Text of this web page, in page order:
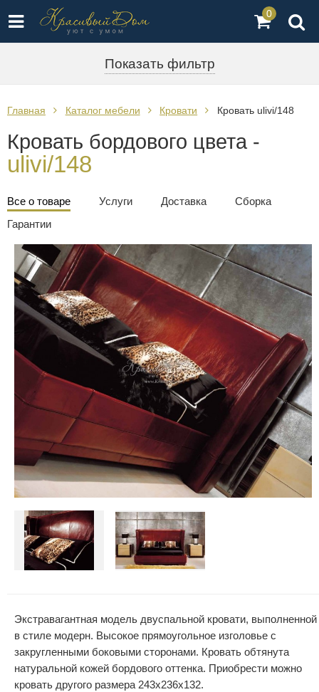
0
Показать фильтр
Главная Каталог мебели Кровати Кровать ulivi/148
Кровать бордового цвета -
ulivi/148
Все о товаре Услуги Доставка
Сборка
Гарантии
Экстравагантная модель двуспальной кровати, выполненной
в стиле модерн. Высокое прямоугольное изголовье с
закругленными боковыми сторонами. Кровать обтянута
натуральной кожей бордового оттенка. Приобрести можно
кровать другого размера 243х236х132.